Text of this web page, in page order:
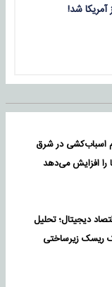
آمریکا شد!
اسباب‌کشی در شرق
را افزایش می‌دهد
دیجیتال؛ تحلیل
ریسک زیرساختی